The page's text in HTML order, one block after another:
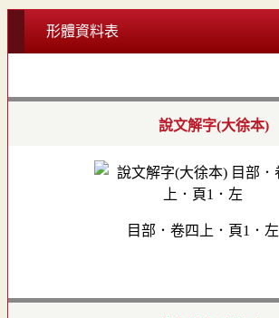
形體資料表
說文解字(大徐本)
目部．卷四上．頁1．左